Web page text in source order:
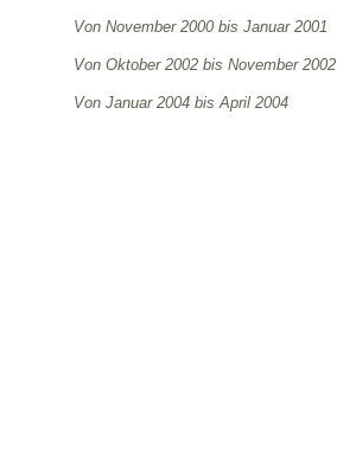
Von November 2000 bis Januar 2001
Von Oktober 2002 bis November 2002
Von Januar 2004 bis April 2004